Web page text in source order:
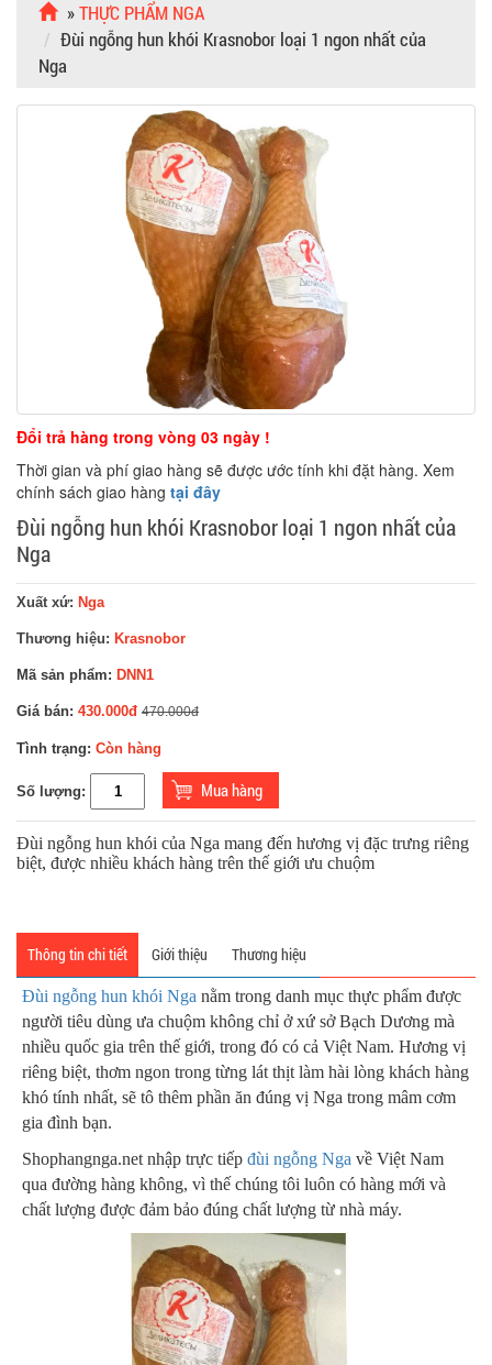
»THỰC PHẨM NGA
Đùi ngỗng hun khói Krasnobor loại 1 ngon nhất của
Nga
Đổi trả hàng trong vòng 03 ngày !
Thời gian và phí giao hàng sẽ được ước tính khi đặt hàng. Xem
chính sách giao hàng tại đây
Đùi ngỗng hun khói Krasnobor loại 1 ngon nhất của
Nga
Xuất xứ: Nga
Thương hiệu: Krasnobor
Mã sản phẩm: DNN1
Giá bán: 430.000đ 470.000đ
Tình trạng: Còn hàng
Số lượng:
Đùi ngỗng hun khói của Nga mang đến hương vị đặc trưng riêng
biệt, được nhiều khách hàng trên thế giới ưu chuộm
Thông tin chi tiết Giới thiệu Thương hiệu
Đùi ngỗng hun khói Nga nằm trong danh mục thực phẩm được
người tiêu dùng ưa chuộm không chỉ ở xứ sở Bạch Dương mà
nhiều quốc gia trên thế giới, trong đó có cả Việt Nam. Hương vị
riêng biệt, thơm ngon trong từng lát thịt làm hài lòng khách hàng
khó tính nhất, sẽ tô thêm phần ăn đúng vị Nga trong mâm cơm
gia đình bạn.
Shophangnga.net nhập trực tiếp đùi ngỗng Nga về Việt Nam
qua đường hàng không, vì thế chúng tôi luôn có hàng mới và
chất lượng được đảm bảo đúng chất lượng từ nhà máy.